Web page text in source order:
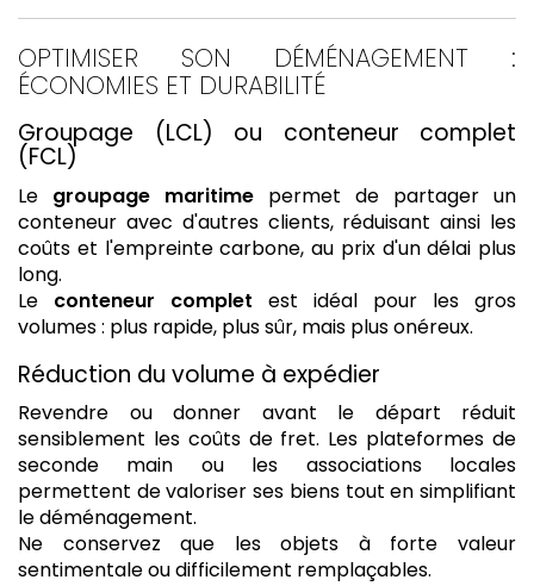
OPTIMISER SON DÉMÉNAGEMENT :
ÉCONOMIES ET DURABILITÉ
Groupage (LCL) ou conteneur complet
(FCL)
Le groupage maritime permet de partager un
conteneur avec d'autres clients, réduisant ainsi les
coûts et l'empreinte carbone, au prix d'un délai plus
long.
Le conteneur complet est idéal pour les gros
volumes : plus rapide, plus sûr, mais plus onéreux.
Réduction du volume à expédier
Revendre ou donner avant le départ réduit
sensiblement les coûts de fret. Les plateformes de
seconde main ou les associations locales
permettent de valoriser ses biens tout en simplifiant
le déménagement.
Ne conservez que les objets à forte valeur
sentimentale ou difficilement remplaçables.